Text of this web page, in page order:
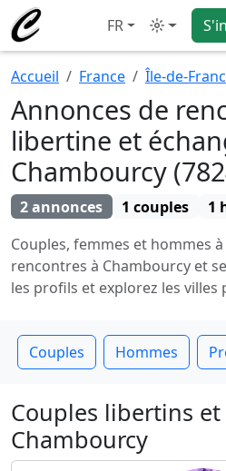
FR Mode
Accueil France Île-de-
Annonces de
libertine et
Chambourcy
2 annonces 1 couples
1
Couples, femmes et hommes
rencontres à Chambourcy et
les profils et explorez les villes
Couples Hommes
Couples libertins
Chambourcy